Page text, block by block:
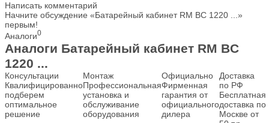
Написать комментарий
Начните обсуждение «Батарейный кабинет RM BC 1220 ...»
первым!
Аналоги0
Аналоги Батарейный кабинет RM BC
1220 ...
Консультации
Квалифицированно
подберем
оптимальное
решение
Монтаж
Профессиональная
установка и
обслуживание
оборудования
Официально
Фирменная
гарантия от
официального
дилера
Доставка
по РФ
Бесплатная
доставка по
Москве от